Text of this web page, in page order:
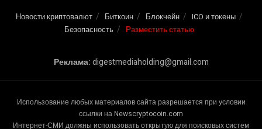
Новости криптовалют Биткоин Блокчейн
ICO и токены
Безопасность
Разместить статью
Реклама:digestmediaholding@gmail.com
Использование любых материалов сайта разрешается при условии
ссылки на Newscryptocoin.com
Интернет-СМИ должны использовать открытую для поисковых систем